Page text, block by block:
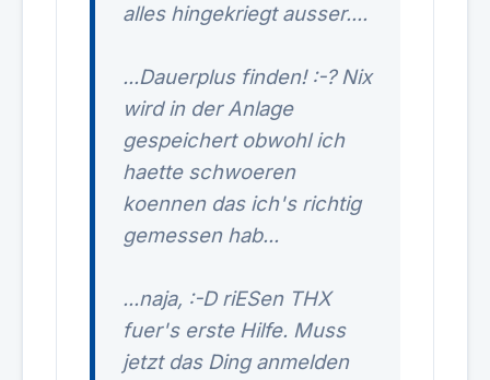
alles hingekriegt ausser....
...Dauerplus finden! :-? Nix
wird in der Anlage
gespeichert obwohl ich
haette schwoeren
koennen das ich's richtig
gemessen hab...
...naja, :-D riESen THX
fuer's erste Hilfe. Muss
jetzt das Ding anmelden